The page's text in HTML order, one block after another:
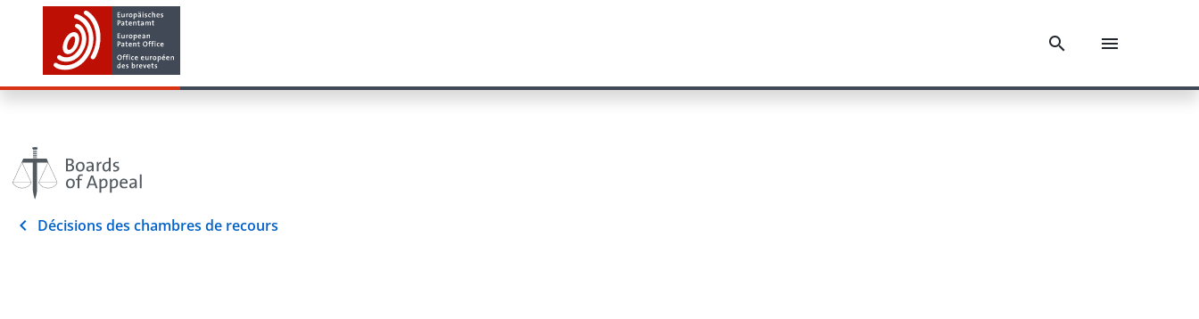
Décisions des chambres de recours